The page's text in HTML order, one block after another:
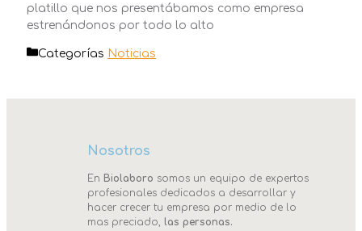
platillo que nos presentábamos como empresa
estrenándonos por todo lo alto
Categorías Noticias
Nosotros
En Biolaboro somos un equipo de expertos
profesionales dedicados a desarrollar y
hacer crecer tu empresa por medio de lo
mas preciado, las personas.